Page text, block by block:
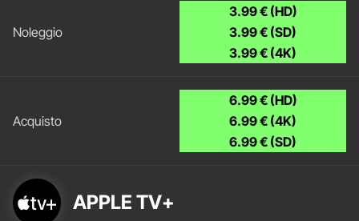
3.99 € (HD)
3.99 € (SD)
3.99 € (4K)
6.99 € (HD)
6.99 € (4K)
6.99 € (SD)
APPLE TV+